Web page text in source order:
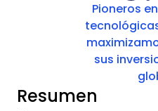
Pioneros
sus
Resumen